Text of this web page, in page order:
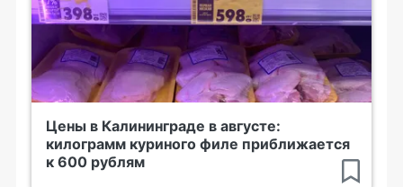
Цены в Калининграде в августе:
килограмм куриного филе приближается
к 600 рублям